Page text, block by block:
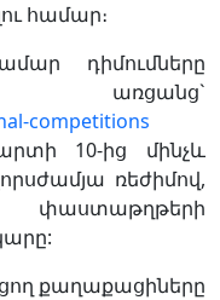
համար։
դիմումները
առցանց`
competitions
10-ից մինչև
ռեժիմով,
քաղաքացիները